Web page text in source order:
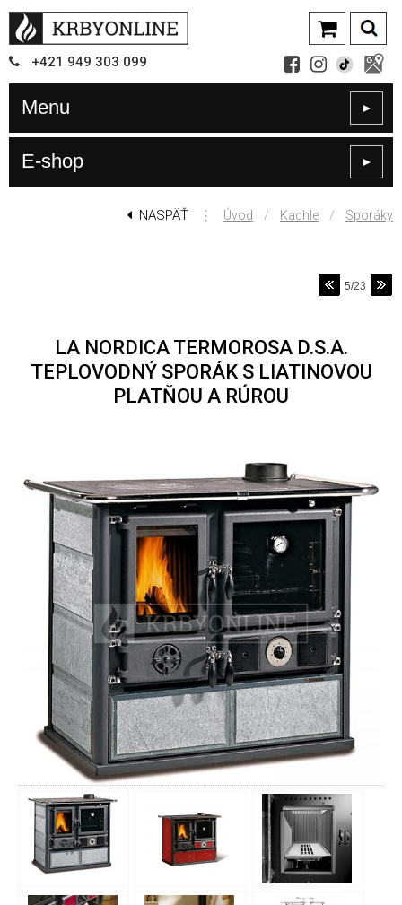
+421 949 303 099
Menu ►
E-shop ►
NASPÄŤ ⋮ Úvod / Kachle / Sporáky
5/23
LA NORDICA TERMOROSA D.S.A.
TEPLOVODNÝ SPORÁK S LIATINOVOU
PLATŇOU A RÚROU